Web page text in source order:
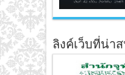
ลิงค์เว็บที่น่า